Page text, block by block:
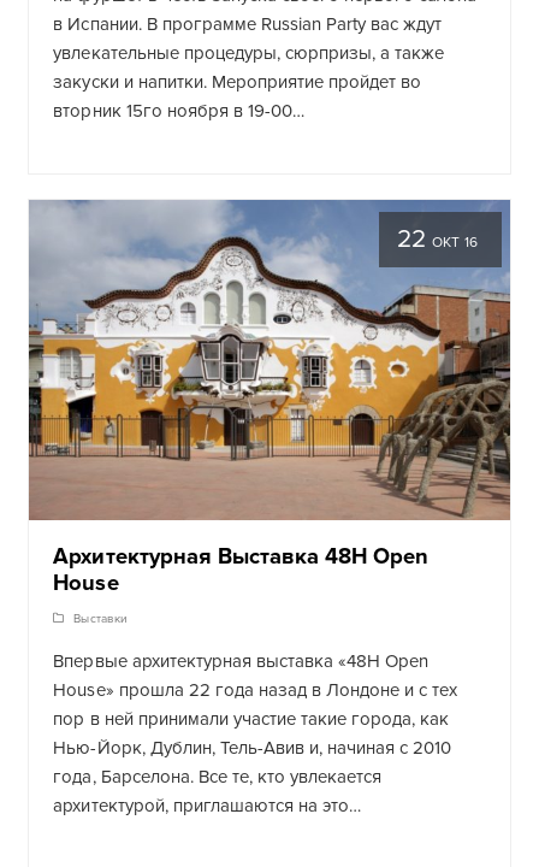
в Испании. В программе Russian Party вас ждут
увлекательные процедуры, сюрпризы, а также
закуски и напитки. Мероприятие пройдет во
вторник 15го ноября в 19-00…
22ОКТ 16
Архитектурная Выставка 48H Open
House
Выставки
Впервые архитектурная выставка «48H Open
House» прошла 22 года назад в Лондоне и с тех
пор в ней принимали участие такие города, как
Нью-Йорк, Дублин, Тель-Авив и, начиная с 2010
года, Барселона. Все те, кто увлекается
архитектурой, приглашаются на это…